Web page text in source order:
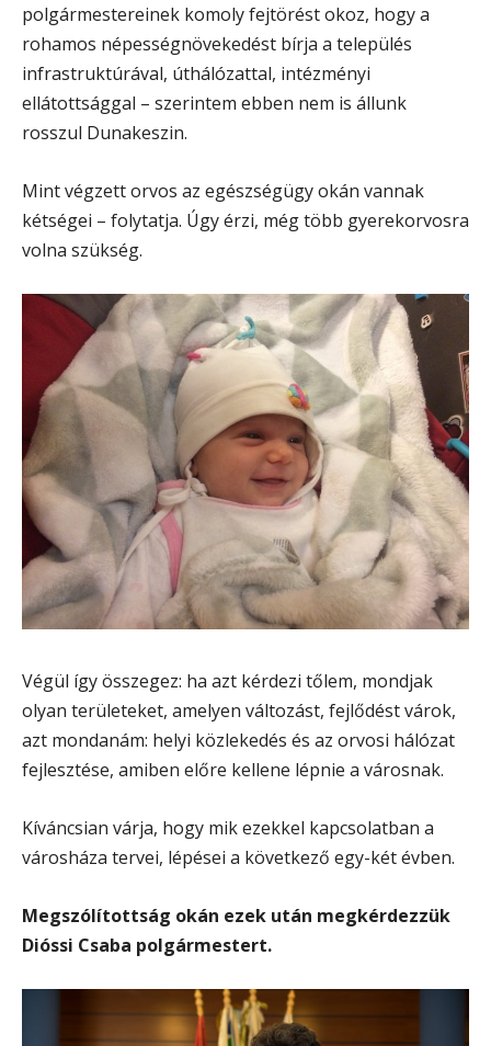
polgármestereinek komoly fejtörést okoz, hogy a
rohamos népességnövekedést bírja a település
infrastruktúrával, úthálózattal, intézményi
ellátottsággal – szerintem ebben nem is állunk
rosszul Dunakeszin.
Mint végzett orvos az egészségügy okán vannak
kétségei – folytatja. Úgy érzi, még több gyerekorvosra
volna szükség.
Végül így összegez: ha azt kérdezi tőlem, mondjak
olyan területeket, amelyen változást, fejlődést várok,
azt mondanám: helyi közlekedés és az orvosi hálózat
fejlesztése, amiben előre kellene lépnie a városnak.
Kíváncsian várja, hogy mik ezekkel kapcsolatban a
városháza tervei, lépései a következő egy-két évben.
Megszólítottság okán ezek után megkérdezzük
Dióssi Csaba polgármestert.